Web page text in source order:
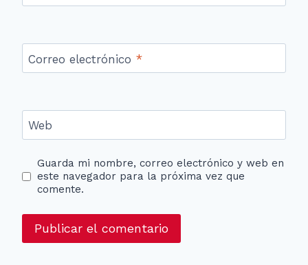
Correo electrónico *
Web
Guarda mi nombre, correo electrónico y web en
este navegador para la próxima vez que
comente.